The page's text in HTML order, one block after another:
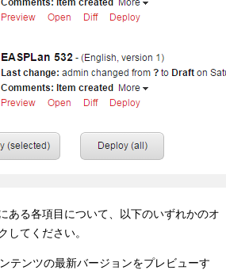
ある各項目について、以下のいずれかのオ
してください。
ンテンツの最新バージョンをプレビューす